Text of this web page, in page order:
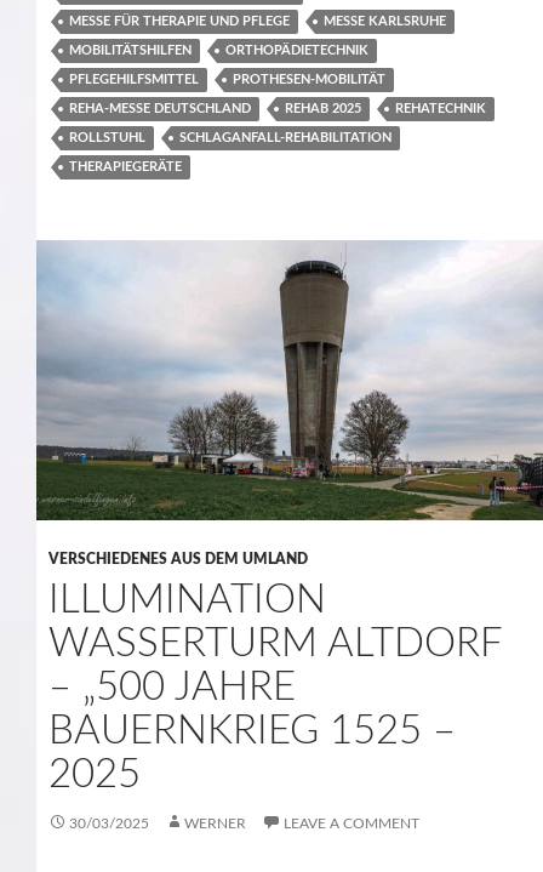
MESSE FÜR THERAPIE UND PFLEGE MESSE KARLSRUHE
MOBILITÄTSHILFEN ORTHOPÄDIETECHNIK
PFLEGEHILFSMITTEL PROTHESEN-MOBILITÄT
REHA-MESSE DEUTSCHLAND REHAB 2025 REHATECHNIK
ROLLSTUHL SCHLAGANFALL-REHABILITATION
THERAPIEGERÄTE
VERSCHIEDENES AUS DEM UMLAND
ILLUMINATION
WASSERTURM ALTDORF
– „500 JAHRE
BAUERNKRIEG 1525 –
2025
30/03/2025 WERNER LEAVE A COMMENT